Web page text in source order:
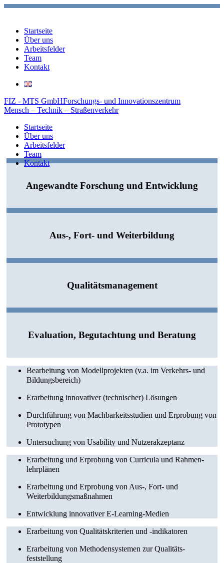
Startseite
Über uns
Arbeitsfelder
Team
Kontakt
FIZ - MTS GmbHForschungs- und Innovationszentrum
Mensch – Technik – Straßenverkehr
Startseite
Über uns
Arbeitsfelder
Team
Kontakt
Angewandte Forschung und Entwicklung
Aus-, Fort- und Weiterbildung
Qualitäts­­management
Evaluation, Begutachtung und Beratung
Bearbeitung von Modell­projekten (v.a. im Verkehrs- und
Bildungsbereich)
Erarbeitung innovativer (technischer) Lösungen
Durchführung von Machbarkeits­studien und Erprobung von
Prototypen
Untersuchung von Usability und Nutzerakzeptanz
Erarbeitung und Erprobung von Curricula und Rahmen­
lehrplänen
Erarbeitung und Erprobung von Aus-, Fort- und
Weiterbildungs­maßnahmen
Entwicklung innovativer E-Learning-Medien
Erarbeitung von Qualitätskriterien und -indikatoren
Erarbeitung von Methoden­systemen zur Qualitäts­
feststellung